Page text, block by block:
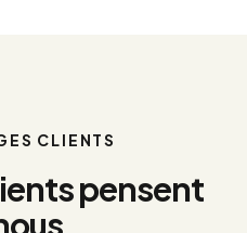
CLIENTS
pensent